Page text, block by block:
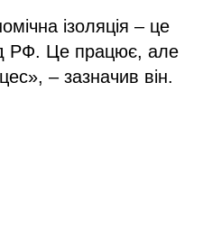
ізоляція – це
РФ. Це працює, але
– зазначив він.